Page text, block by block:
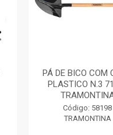
PÁ DE BICO COM
PLASTICO N.3
Código: 58198
TRAMONTINA